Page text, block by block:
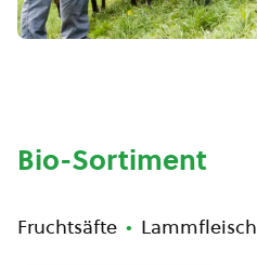
Bio-Sortiment
Fruchtsäfte Lammfleisch